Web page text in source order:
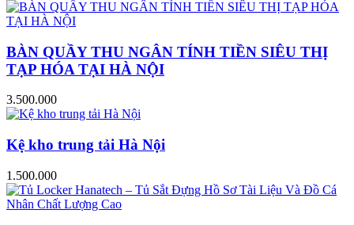
BÀN QUẦY THU NGÂN TÍNH TIỀN SIÊU THỊ
TẠP HÓA TẠI HÀ NỘI
3.500.000
Kệ kho trung tải Hà Nội
1.500.000